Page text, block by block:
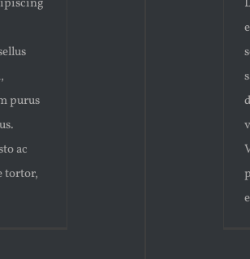
purus
ac
tortor,